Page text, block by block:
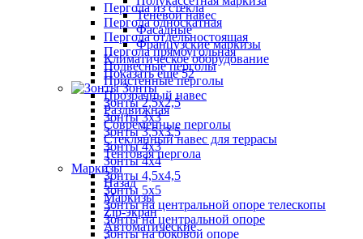
Теневой навес
Фасадные
Французские маркизы
Климатическое оборудование
Показать ещё 52
Зонты
Зонты 2,5х2,5
Зонты 3х3
Зонты 3,5х3,5
Зонты 4х3
Зонты 4х4
Зонты 4,5х4,5
Зонты 5х5
Зонты на центральной опоре телескопы
Зонты на центральной опоре
Зонты на боковой опоре
Пергола из стекла
Пергола односкатная
Пергола отдельностоящая
Пергола прямоугольная
Подвесные перголы
Пристенные перголы
Прозрачный навес
Раздвижная
Современные перголы
Стеклянный навес для террасы
Тентовая пергола
Маркизы
Назад
Маркизы
Zip-экран
Автоматические